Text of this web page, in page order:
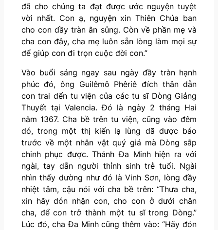
đã cho chúng ta đạt được ước nguyện tuyệt
vời nhất. Con ạ, nguyện xin Thiên Chúa ban
cho con đầy tràn ân sủng. Còn về phần mẹ và
cha con đây, cha mẹ luôn sẵn lòng làm mọi sự
để giúp con đi trọn cuộc đời con.”
Vào buổi sáng ngay sau ngày đầy tràn hạnh
phúc đó, ông Guilêmô Phêriê đích thân dẫn
con trai đến tu viện của các tu sĩ Dòng Giảng
Thuyết tại Valencia. Đó là ngày 2 tháng Hai
năm 1367. Cha bề trên tu viện, cũng vào đêm
đó, trong một thị kiến lạ lùng đã được báo
trước về một nhân vật quý giá mà Dòng sắp
chinh phục được. Thánh Đa Minh hiện ra với
ngài, tay dẫn người thỉnh sinh trẻ tuổi. Ngài
nhìn thấy dường như đó là Vinh Sơn, lòng đầy
nhiệt tâm, cậu nói với cha bề trên: “Thưa cha,
xin hãy đón nhận con, cho con ở dưới chân
cha, để con trở thành một tu sĩ trong Dòng.”
Lúc đó, cha Đa Minh cũng thêm vào: “Hãy đón